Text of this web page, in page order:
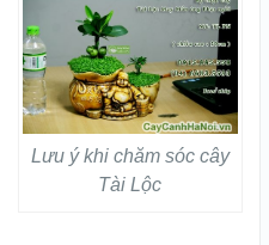
Lưu ý khi chăm sóc cây
Tài Lộc